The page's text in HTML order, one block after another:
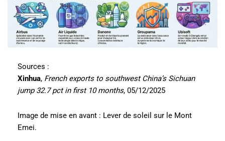
Sources :
Xinhua, French exports to southwest China’s Sichuan
jump 32.7 pct in first 10 months, 05/12/2025
Image de mise en avant : Lever de soleil sur le Mont
Emei.